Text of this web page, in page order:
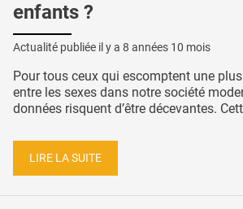
enfants ?
Actualité publiée il y a 8 années 10 mois
Pour tous ceux qui escomptent une
entre les sexes dans notre société
données risquent d’être décevantes.
LIRE LA SUITE